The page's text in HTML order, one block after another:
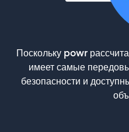
Поскольку powr
имеет самые
безопасности и